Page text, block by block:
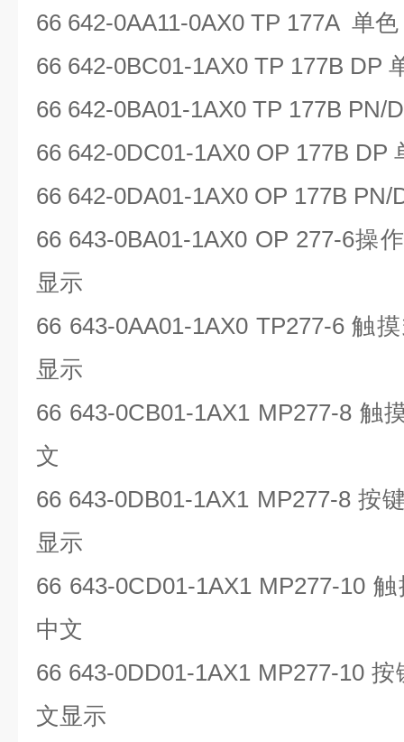
66 642-0AA11-0AX0 TP 177A 单色
66 642-0BC01-1AX0 TP 177B DP
66 642-0BA01-1AX0 TP 177B PN/
66 642-0DC01-1AX0 OP 177B DP
66 642-0DA01-1AX0 OP 177B PN/
66 643-0BA01-1AX0 OP 277-6操
显示
66 643-0AA01-1AX0 TP277-6触
显示
66 643-0CB01-1AX1 MP277-8 触
文
66 643-0DB01-1AX1 MP277-8 按
显示
66 643-0CD01-1AX1 MP277-10 触
中文
66 643-0DD01-1AX1 MP277-10按
文显示